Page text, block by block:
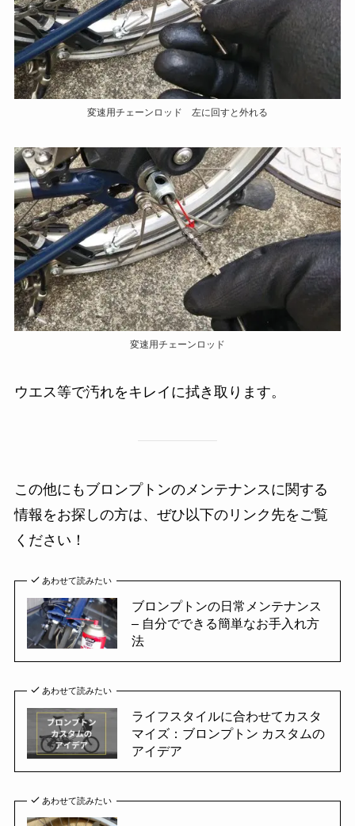
変速用チェーンロッド 左に回すと外れる
変速用チェーンロッド
ウエス等で汚れをキレイに拭き取ります。
この他にもブロンプトンのメンテナンスに関する
情報をお探しの方は、ぜひ以下のリンク先をご覧
ください！
あわせて読みたい
ブロンプトンの日常メンテナンス
– 自分でできる簡単なお手入れ方
法
あわせて読みたい
ライフスタイルに合わせてカスタ
マイズ：ブロンプトン カスタムの
アイデア
あわせて読みたい